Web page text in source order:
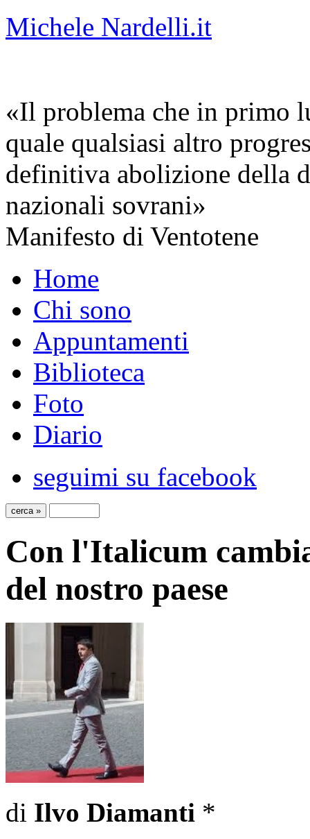
Michele Nardelli.it
«Il problema che in primo
quale qualsiasi altro
definitiva abolizione della
nazionali sovrani»
Manifesto di Ventotene
Home
Chi sono
Appuntamenti
Biblioteca
Foto
Diario
seguimi su facebook
Con l'Italicum
del nostro paese
di Ilvo Diamanti *